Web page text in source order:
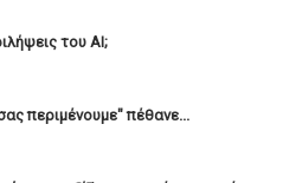
του ΑΙ;
περιμένουμε" πέθανε...